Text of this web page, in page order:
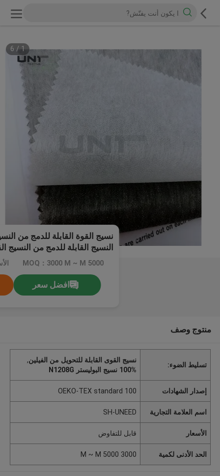
1
/
6
نسيج القوة القابلة للدمج من
النسيج القابلة للدمج من النسيج
القابلة للدمج من النسيج القابلة
MOQ：3000 M ~ M 5000
افضل سعر
منتوج وصف
تسليط الضوء:
نسيج القوى القابلة للتحويل من الفيلين,
100% نسيج البوليستر N1208G
إصدار الشهادات OEKO-TEX standard 100
اسم العلامة التجارية SH-UNEED
الأسعار قابل للتفاوض
الحد الأدنى لكمية 3000 M ~ M 5000